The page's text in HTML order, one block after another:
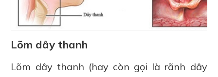
Lõm dây thanh
Lõm dây thanh (hay còn gọi là rãnh dây